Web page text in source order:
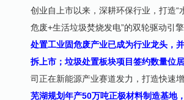
创业自上市以来，深耕环保行业，打造“
危废+生活垃圾焚烧发电”的双轮驱动引擎
处置工业固危废产业已成为行业龙头，
拆上市；垃圾处置板块项目签约数量位
司正在新能源产业赛道发力，打造快速
芜湖规划年产50万吨正极材料制造基地